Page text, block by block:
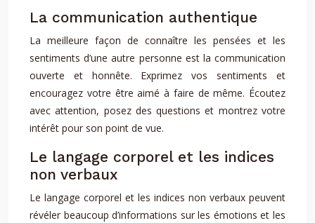
La communication authentique
La meilleure façon de connaître les pensées et les
sentiments d’une autre personne est la communication
ouverte et honnête. Exprimez vos sentiments et
encouragez votre être aimé à faire de même. Écoutez
avec attention, posez des questions et montrez votre
intérêt pour son point de vue.
Le langage corporel et les indices
non verbaux
Le langage corporel et les indices non verbaux peuvent
révéler beaucoup d’informations sur les émotions et les